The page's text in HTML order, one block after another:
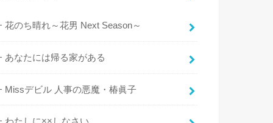
花のち晴れ～花男 Next Season～
あなたには帰る家がある
Missデビル 人事の悪魔・椿眞子